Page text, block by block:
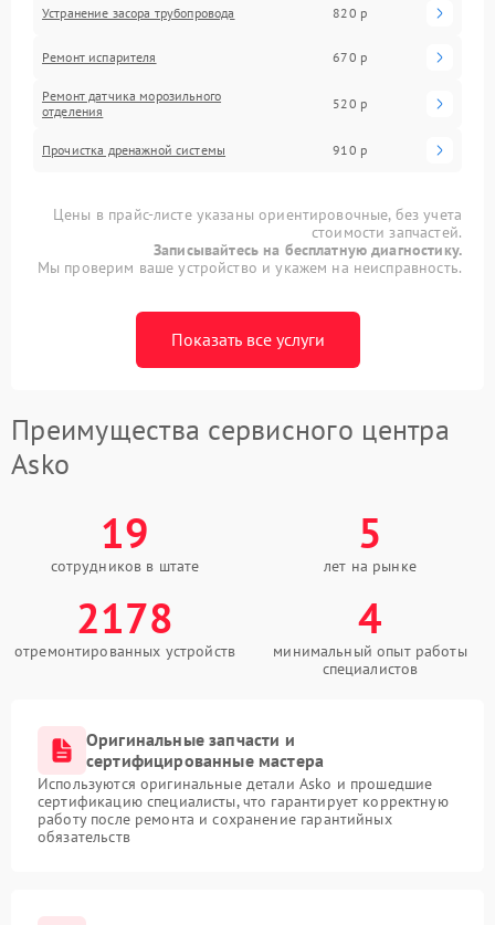
Устранение засора трубопровода 820 р
Ремонт испарителя 670 р
Ремонт датчика морозильного
отделения
520 р
Прочистка дренажной системы 910 р
Цены в прайс-листе указаны ориентировочные, без учета
стоимости запчастей.
Записывайтесь на бесплатную диагностику.
Мы проверим ваше устройство и укажем на неисправность.
Показать все услуги
Преимущества сервисного центра
Asko
19
сотрудников в штате
5
лет на рынке
2178
отремонтированных устройств
4
минимальный опыт работы
специалистов
Оригинальные запчасти и
сертифицированные мастера
Используются оригинальные детали Asko и прошедшие
сертификацию специалисты, что гарантирует корректную
работу после ремонта и сохранение гарантийных
обязательств